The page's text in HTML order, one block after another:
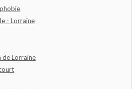
- Lorraine
de Lorraine